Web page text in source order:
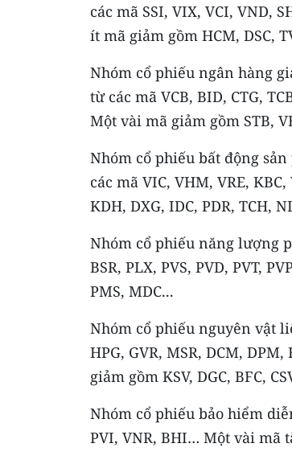
các mã SSI, VIX, VCI, VND,
ít mã giảm gồm HCM, DSC,
Nhóm cổ phiếu ngân hàng
từ các mã VCB, BID, CTG,
Một vài mã giảm gồm STB,
Nhóm cổ phiếu bất động
các mã VIC, VHM, VRE,
KDH, DXG, IDC, PDR, TCH,
Nhóm cổ phiếu năng lượng
BSR, PLX, PVS, PVD, PVT,
PMS, MDC...
Nhóm cổ phiếu nguyên vật
HPG, GVR, MSR, DCM,
giảm gồm KSV, DGC, BFC,
Nhóm cổ phiếu bảo hiểm
PVI, VNR, BHI… Một vài mã